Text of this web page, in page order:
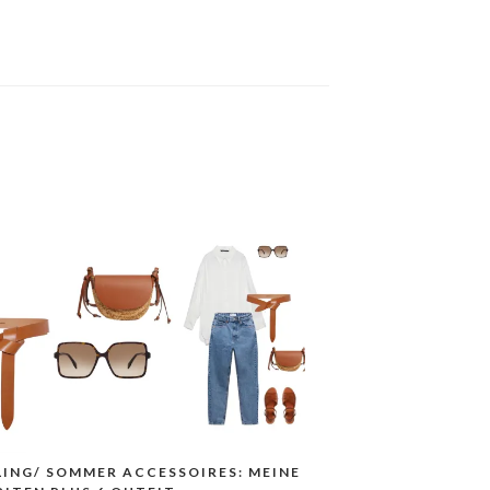
SOMMER ACCESSOIRES: MEINE